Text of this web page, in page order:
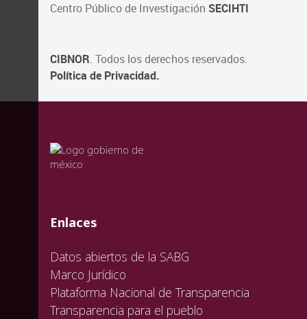
Centro Público de Investigación SECIHTI
CIBNOR. Todos los derechos reservados.
Política de Privacidad.
valida
valida
valida
Enlaces
Datos abiertos de la SABG
Marco Jurídico
Plataforma Nacional de Transparencia
Transparencia para el pueblo